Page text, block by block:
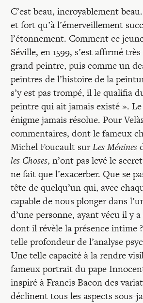
Recherches
Entretiens
Revues
Colloque
Mon panier
Mon compte
C’est beau, incroyablement
et fort qu’à l’émerveillement
l’étonnement. Comment ce
Séville, en 1599, s’est affirmé
grand peintre, puis comme un
peintres de l’histoire de la
s’y est pas trompé, il le qualifia
peintre qui ait jamais existé ».
énigme jamais résolue. Pour
commentaires, dont le fameux
Michel Foucault surLes Ménines
les Choses, n’ont pas levé le
ne fait que l’exacerber. Que se
tête de quelqu’un qui, avec
capable de nous plonger dans
d’une personne, ayant vécu il y
dont il révèle la présence intime
telle profondeur de l’analyse
Une telle capacité à la rendre
fameux portrait du pape
inspiré à Francis Bacon des
déclinent tous les aspects sous-